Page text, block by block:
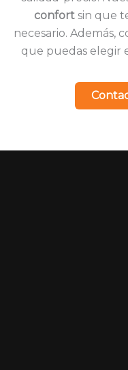
confortsin que
necesario. Además,
que puedas elegir